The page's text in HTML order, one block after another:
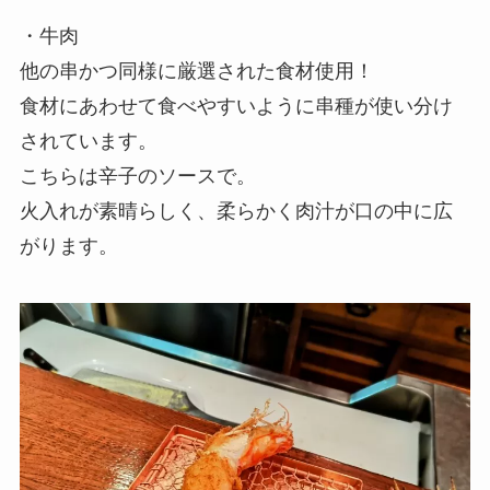
・牛肉
他の串かつ同様に厳選された食材使用！
食材にあわせて食べやすいように串種が使い分け
されています。
こちらは辛子のソースで。
火入れが素晴らしく、柔らかく肉汁が口の中に広
がります。